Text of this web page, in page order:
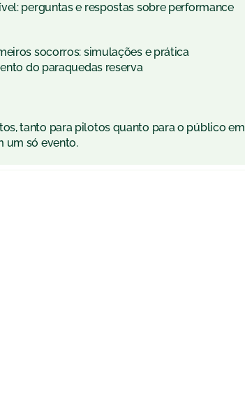
perguntas e respostas sobre performance
socorros: simulações e prática
do paraquedas reserva
tanto para pilotos quanto para o público em
um só evento.